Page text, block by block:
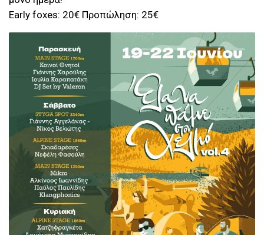
Early foxes: 20€ Προπώληση: 25€